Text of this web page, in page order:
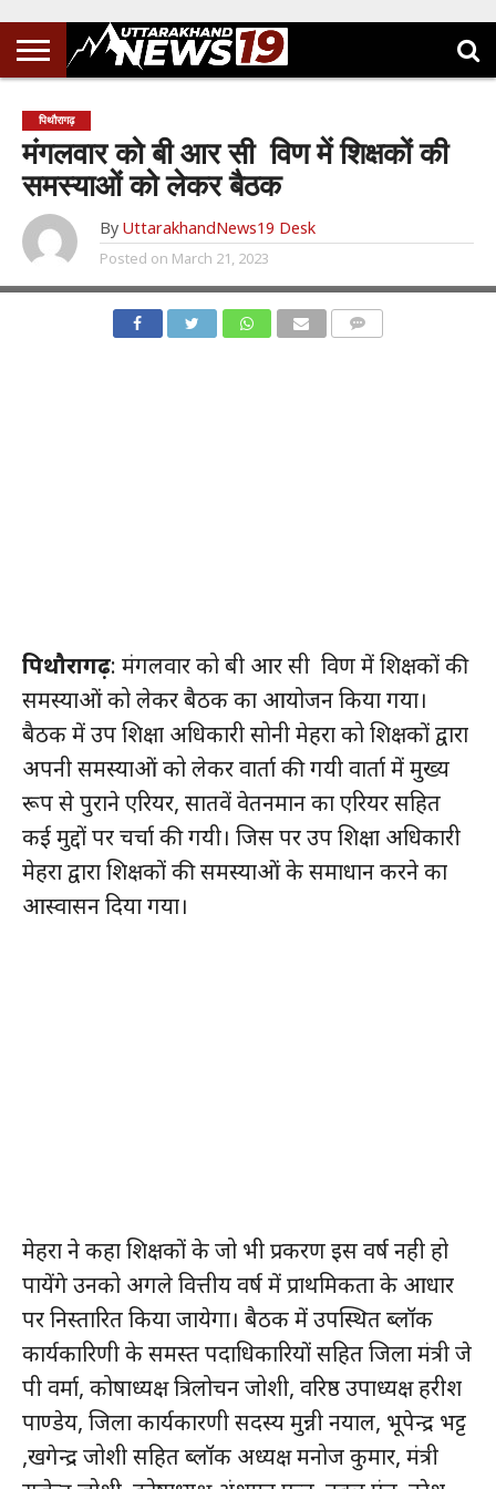
पिथौरागढ़
मंगलवार को बी आर सी विण में शिक्षकों की
समस्याओं को लेकर बैठक
By UttarakhandNews19 Desk
Posted on March 21, 2023
पिथौरागढ़: मंगलवार को बी आर सी विण में शिक्षकों की
समस्याओं को लेकर बैठक का आयोजन किया गया।
बैठक में उप शिक्षा अधिकारी सोनी मेहरा को शिक्षकों द्वारा
अपनी समस्याओं को लेकर वार्ता की गयी वार्ता में मुख्य
रूप से पुराने एरियर, सातवें वेतनमान का एरियर सहित
कई मुद्दों पर चर्चा की गयी। जिस पर उप शिक्षा अधिकारी
मेहरा द्वारा शिक्षकों की समस्याओं के समाधान करने का
आस्वासन दिया गया।
मेहरा ने कहा शिक्षकों के जो भी प्रकरण इस वर्ष नही हो
पायेंगे उनको अगले वित्तीय वर्ष में प्राथमिकता के आधार
पर निस्तारित किया जायेगा। बैठक में उपस्थित ब्लॉक
कार्यकारिणी के समस्त पदाधिकारियों सहित जिला मंत्री जे
पी वर्मा, कोषाध्यक्ष त्रिलोचन जोशी, वरिष्ठ उपाध्यक्ष हरीश
पाण्डेय, जिला कार्यकारणी सदस्य मुन्नी नयाल, भूपेन्द्र भट्ट
,खगेन्द्र जोशी सहित ब्लॉक अध्यक्ष मनोज कुमार, मंत्री